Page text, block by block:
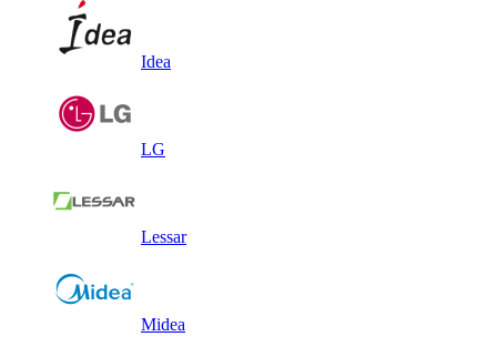
Idea
LG
Lessar
Midea